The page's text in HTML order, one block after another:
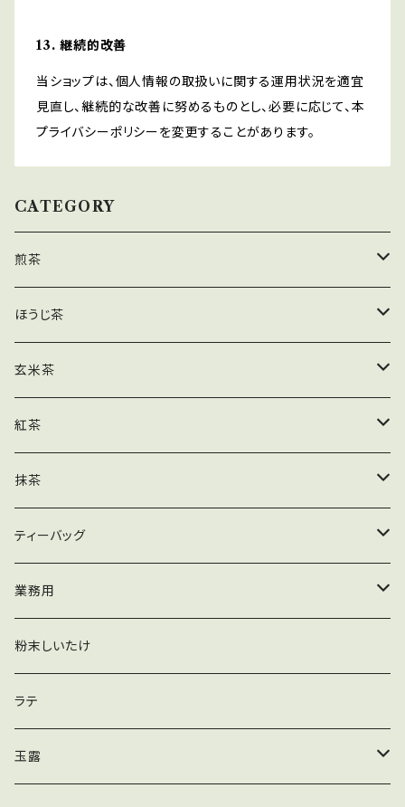
13. 継続的改善
当ショップは、個人情報の取扱いに関する運用状況を適宜
見直し、継続的な改善に努めるものとし、必要に応じて、本
プライバシーポリシーを変更することがあります。
CATEGORY
煎茶
茶葉
ティーバッグ
業務用
粉末
ほうじ茶
茶葉
ティーバッグ
業務用
粉末
玄米茶
茶葉
ティーバッグ
業務用
粉末
紅茶
茶葉
ティーバッグ
抹茶
木箱
加工用
ティーバッグ
緑茶ティーバッグ
玄米茶ティーバッグ
かりがねほうじ茶ティーバッグ
黒豆入りかりがねほうじ茶ティーバッグ
業務用
抹茶
ほうじ茶
煎茶
粉末しいたけ
ラテ
玉露